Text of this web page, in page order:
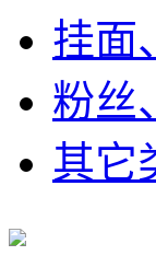
挂面
粉丝
其它